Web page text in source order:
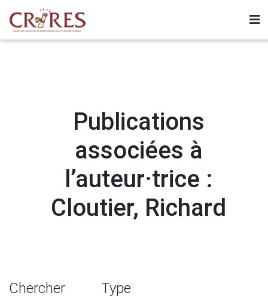
Publications
associées à
l’auteur·trice :
Cloutier, Richard
Chercher Type